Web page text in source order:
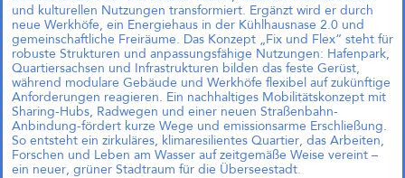
Das große kleine Haus,
München (Objektplanung)
und kulturellen Nutzungen transformiert. Ergänzt wird er durch
neue Werkhöfe, ein Energiehaus in der Kühlhausnase 2.0 und
gemeinschaftliche Freiräume. Das Konzept „Fix und Flex“ steht für
robuste Strukturen und anpassungsfähige Nutzungen: Hafenpark,
Quartiersachsen und Infrastrukturen bilden das feste Gerüst,
während modulare Gebäude und Werkhöfe flexibel auf zukünftige
Anforderungen reagieren. Ein nachhaltiges Mobilitätskonzept mit
Sharing-Hubs, Radwegen und einer neuen Straßenbahn-
Anbindung-fördert kurze Wege und emissionsarme Erschließung.
So entsteht ein zirkuläres, klimaresilientes Quartier, das Arbeiten,
Forschen und Leben am Wasser auf zeitgemäße Weise vereint –
ein neuer, grüner Stadtraum für die Überseestadt.